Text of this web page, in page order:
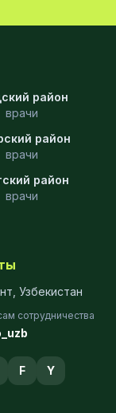
район
врачи
район
врачи
район
врачи
Узбекистан
сотрудничества
F Y